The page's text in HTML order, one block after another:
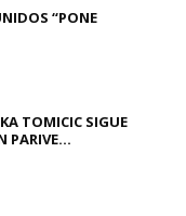
“PONE
TOMICIC SIGUE
PARIVE...